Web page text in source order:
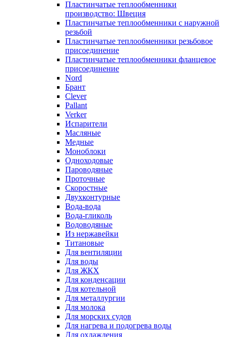
Пластинчатые теплообменники
производство: Швеция
Пластинчатые теплообменники с наружной
резьбой
Пластинчатые теплообменники резьбовое
присоединение
Пластинчатые теплообменники фланцевое
присоединение
Nord
Брант
Clever
Pallant
Verker
Испарители
Масляные
Медные
Моноблоки
Одноходовые
Пароводяные
Проточные
Скоростные
Двухконтурные
Вода-вода
Вода-гликоль
Водоводяные
Из нержавейки
Титановые
Для вентиляции
Для воды
Для ЖКХ
Для конденсации
Для котельной
Для металлургии
Для молока
Для морских судов
Для нагрева и подогрева воды
Для охлаждения